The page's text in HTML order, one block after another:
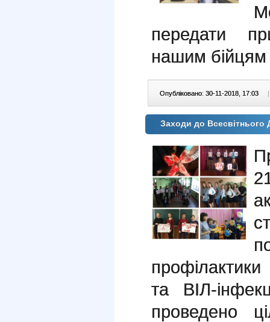
передати
нашим бійцям
Опубліковано: 30-11-2018, 17:03 |
Заходи до Всесвітнього
та ВІЛ-
проведено